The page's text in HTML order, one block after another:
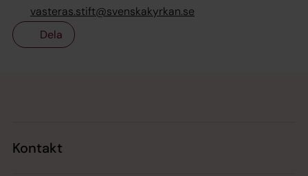
vasteras.stift@svenskakyrkan.se
Dela
Kontakt